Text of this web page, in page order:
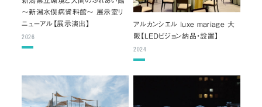
～新潟水俣病資料館～ 展示室リ
ニューアル【展示演出】
2026
アルカンシエル luxe mariage 大
阪【LEDビジョン納品・設置】
2024